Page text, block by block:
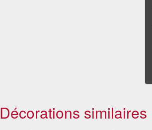
Décorations similaires